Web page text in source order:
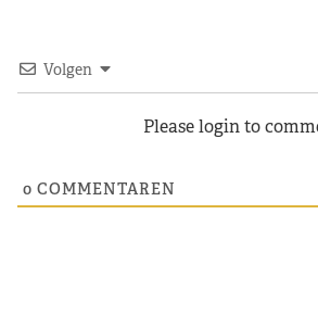
Volgen
Please login to
0 COMMENTAREN